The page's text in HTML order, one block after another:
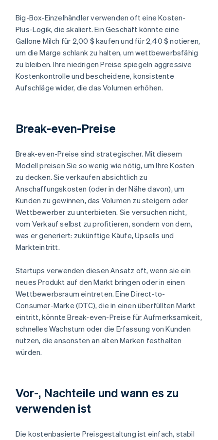
Big-Box-Einzelhändler verwenden oft eine Kosten-
Plus-Logik, die skaliert. Ein Geschäft könnte eine
Gallone Milch für 2,00 $ kaufen und für 2,40 $ notieren,
um die Marge schlank zu halten, um wettbewerbsfähig
zu bleiben. Ihre niedrigen Preise spiegeln aggressive
Kostenkontrolle und bescheidene, konsistente
Aufschläge wider, die das Volumen erhöhen.
Break-even-Preise
Break-even-Preise sind strategischer. Mit diesem
Modell preisen Sie so wenig wie nötig, um Ihre Kosten
zu decken. Sie verkaufen absichtlich zu
Anschaffungskosten (oder in der Nähe davon), um
Kunden zu gewinnen, das Volumen zu steigern oder
Wettbewerber zu unterbieten. Sie versuchen nicht,
vom Verkauf selbst zu profitieren, sondern von dem,
was er generiert: zukünftige Käufe, Upsells und
Markteintritt.
Startups verwenden diesen Ansatz oft, wenn sie ein
neues Produkt auf den Markt bringen oder in einen
Wettbewerbsraum eintreten. Eine Direct-to-
Consumer-Marke (DTC), die in einen überfüllten Markt
eintritt, könnte Break-even-Preise für Aufmerksamkeit,
schnelles Wachstum oder die Erfassung von Kunden
nutzen, die ansonsten an alten Marken festhalten
würden.
Vor-, Nachteile und wann es zu
verwenden ist
Die kostenbasierte Preisgestaltung ist einfach, stabil